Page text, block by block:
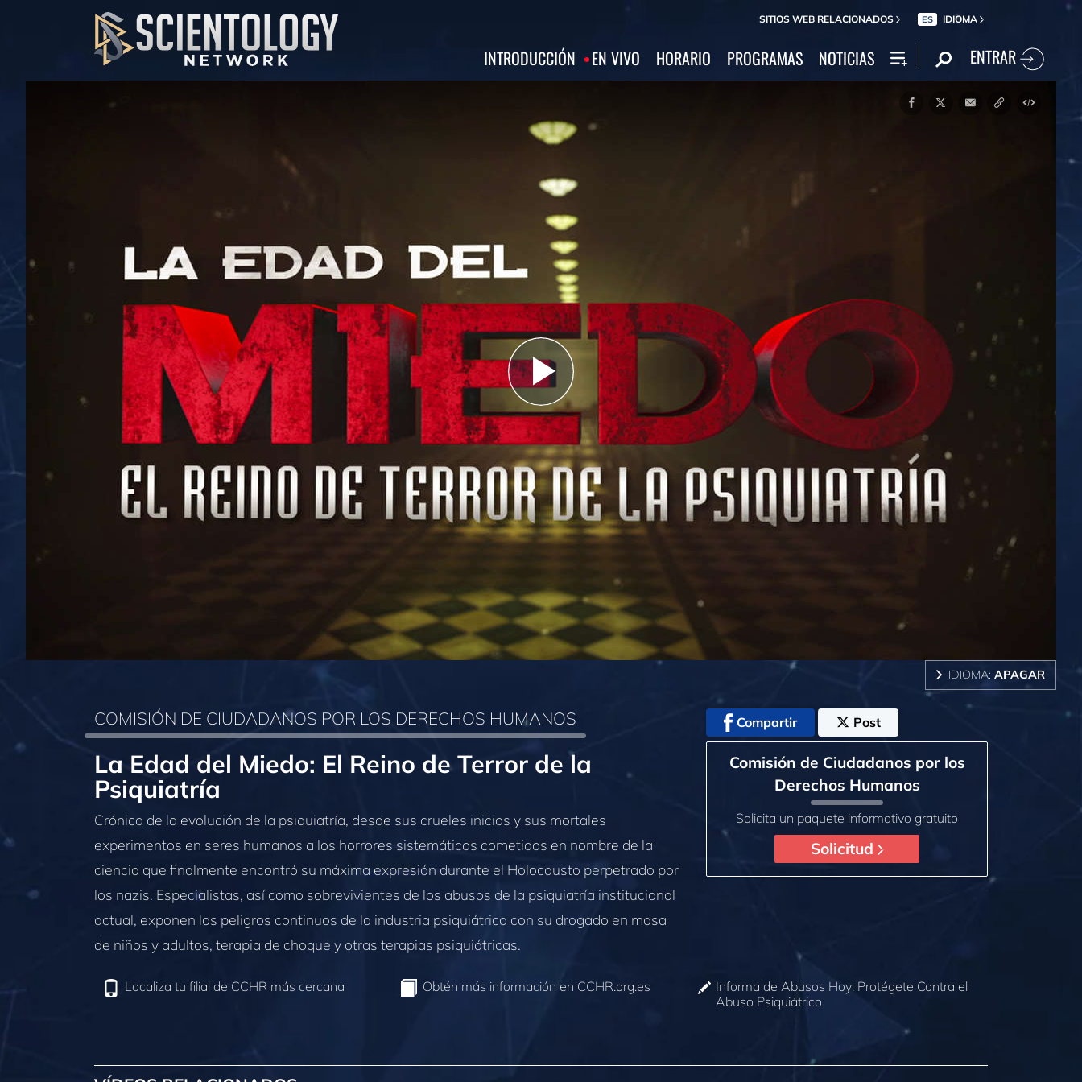
SITIOS WEB RELACIONADOS ES IDIOMA
INTRODUCCIÓN EN VIVO HORARIO PROGRAMAS NOTICIAS ENTRAR
Play
Video
IDIOMA: APAGAR
COMISIÓN DE CIUDADANOS POR LOS DERECHOS HUMANOS
La Edad del Miedo: El Reino de Terror de la
Psiquiatría
Crónica de la evolución de la psiquiatría, desde sus crueles inicios y sus mortales
experimentos en seres humanos a los horrores sistemáticos cometidos en nombre de la
ciencia que finalmente encontró su máxima expresión durante el Holocausto perpetrado por
los nazis. Especialistas, así como sobrevivientes de los abusos de la psiquiatría institucional
actual, exponen los peligros continuos de la industria psiquiátrica con su drogado en masa
de niños y adultos, terapia de choque y otras terapias psiquiátricas.
Compartir Post
Comisión de Ciudadanos por los
Derechos Humanos
Solicita un paquete informativo gratuito
Solicitud
Localiza tu filial de CCHR más cercana Obtén más información en CCHR.org.es
Informa de Abusos Hoy: Protégete Contra el
Abuso Psiquiátrico